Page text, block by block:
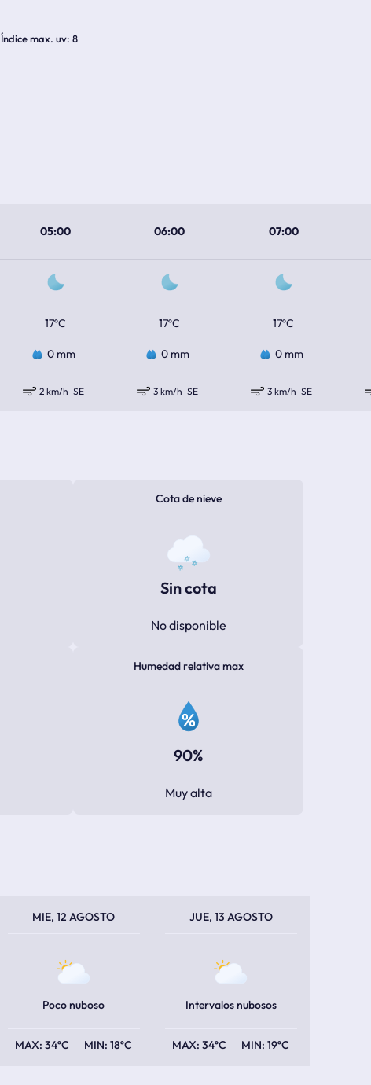
Índice max. uv 8
05:00 06:00 07:00
17ºC 17ºC 17ºC
0 mm 0 mm 0 mm
2 km/h SE 3 km/h SE 3 km/h SE
Cota de nieve
Sin cota
No disponible
Humedad relativa max
90%
Muy alta
MIE, 12 AGOSTO
Poco nuboso
34ºC 18ºC
JUE, 13 AGOSTO
Intervalos nubosos
34ºC 19ºC